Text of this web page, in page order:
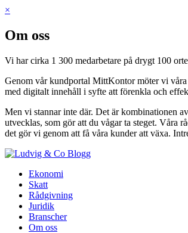
×
Om oss
Vi har cirka 1 300 medarbetare på drygt 100
Genom vår kundportal MittKontor möter vi våra
med digitalt innehåll i syfte att förenkla och
Men vi stannar inte där. Det är kombinationen
utvecklas, som gör att du vågar ta steget. Våra
det gör vi genom att få våra kunder att växa.
Blogg
Ekonomi
Skatt
Rådgivning
Juridik
Branscher
Om oss